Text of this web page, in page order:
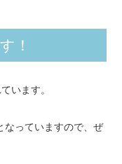
！
います。
なっていますので、ぜ